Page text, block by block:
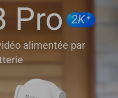
Pro
alimentée par
2K⁺